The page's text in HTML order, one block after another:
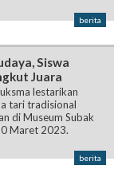
berita
Siswa
Juara
lestarikan
tari tradisional
di Museum Subak
Maret 2023.
berita